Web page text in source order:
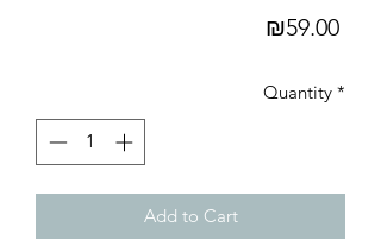
₪59.00Price
Quantity *
Add to Cart